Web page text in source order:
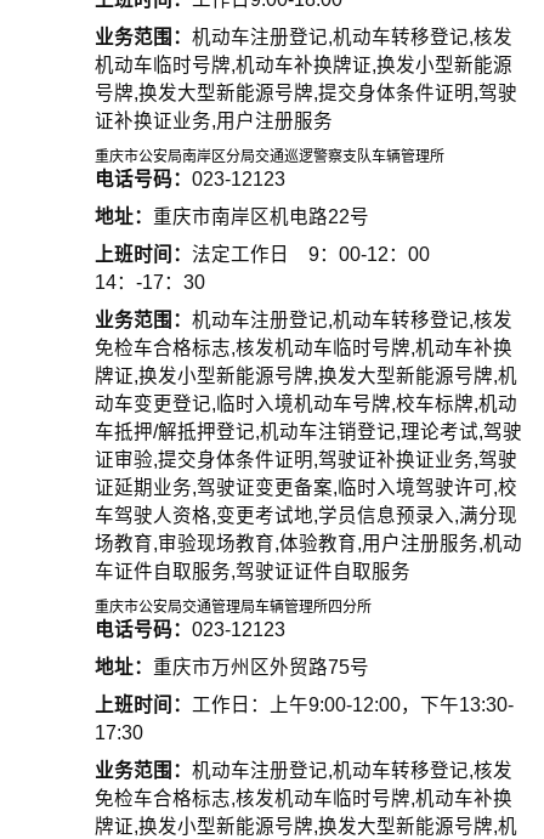
业务范围： 机动车注册登记,机动车转移登记,核发
机动车临时号牌,机动车补换牌证,换发小型新能源
号牌,换发大型新能源号牌,提交身体条件证明,驾驶
证补换证业务,用户注册服务
重庆市公安局南岸区分局交通巡逻警察支队车辆管理所
电话号码： 023-12123
地址： 重庆市南岸区机电路22号
上班时间： 法定工作日 9：00-12：00
14：-17：30
业务范围： 机动车注册登记,机动车转移登记,核发
免检车合格标志,核发机动车临时号牌,机动车补换
牌证,换发小型新能源号牌,换发大型新能源号牌,机
动车变更登记,临时入境机动车号牌,校车标牌,机动
车抵押/解抵押登记,机动车注销登记,理论考试,驾驶
证审验,提交身体条件证明,驾驶证补换证业务,驾驶
证延期业务,驾驶证变更备案,临时入境驾驶许可,校
车驾驶人资格,变更考试地,学员信息预录入,满分现
场教育,审验现场教育,体验教育,用户注册服务,机动
车证件自取服务,驾驶证证件自取服务
重庆市公安局交通管理局车辆管理所四分所
电话号码： 023-12123
地址： 重庆市万州区外贸路75号
上班时间： 工作日：上午9:00-12:00，下午13:30-
17:30
业务范围： 机动车注册登记,机动车转移登记,核发
免检车合格标志,核发机动车临时号牌,机动车补换
牌证,换发小型新能源号牌,换发大型新能源号牌,机